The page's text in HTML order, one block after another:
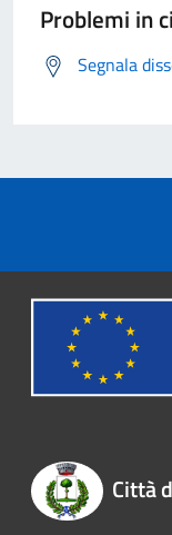
Problemi in
Segnala
Città